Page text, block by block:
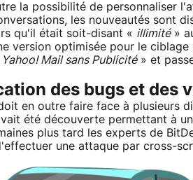
la possibilité de personnaliser
les nouveautés sont
qu'il était soit-disant « illimité»
version optimisée pour le
Yahoo! Mail sans Publicité» et
des bugs et des
en outre faire face à plusieurs
été découverte permettant à
plus tard les experts de
une attaque par cross-